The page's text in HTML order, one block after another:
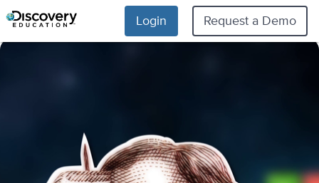
Login Request a Demo